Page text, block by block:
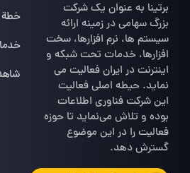
برتینا به عنوان یک شرکت
بزرگ سهامی در زمینه ارائه
سیستم ها، نرم افزارها، سخت
افزارها، خدمات تحت شبکه و
اینترنت در ایران فعالیت می
نماید. حیطه اصلی فعالیت
این شرکت فناوری اطلاعات
بوده و تلاش می‌نماید تا حوزه
فعالیت را در این موضوع
گسترش دهد.
خطة